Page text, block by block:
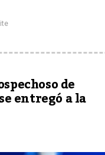
de
entregó a la